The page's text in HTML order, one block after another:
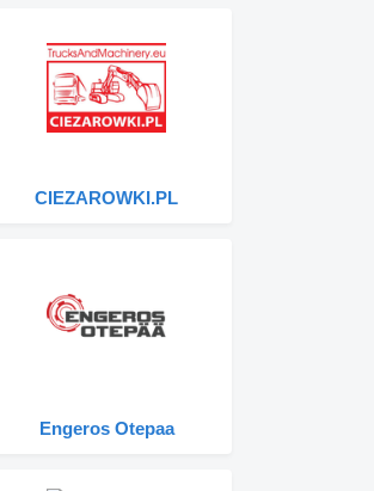
CIEZAROWKI.PL
Engeros Otepaa